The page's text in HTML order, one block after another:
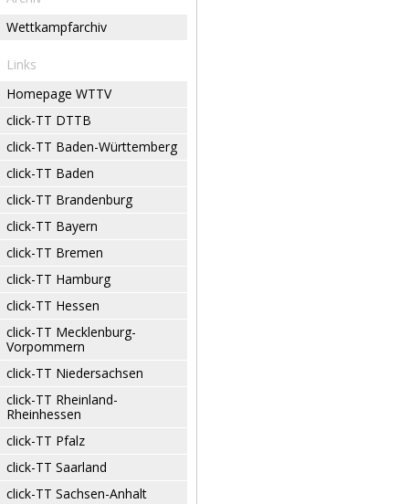
Wettkampfarchiv
Links
Homepage WTTV
click-TT DTTB
click-TT Baden-Württemberg
click-TT Baden
click-TT Brandenburg
click-TT Bayern
click-TT Bremen
click-TT Hamburg
click-TT Hessen
click-TT Mecklenburg-
Vorpommern
click-TT Niedersachsen
click-TT Rheinland-
Rheinhessen
click-TT Pfalz
click-TT Saarland
click-TT Sachsen-Anhalt